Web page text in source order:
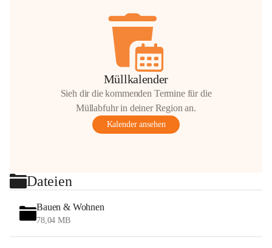
Müllkalender
Sieh dir die kommenden Termine für die
Müllabfuhr in deiner Region an.
Kalender ansehen
Dateien
Bauen & Wohnen
78,04 MB